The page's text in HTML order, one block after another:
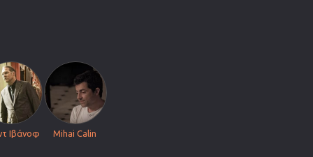
Ιβάνοφ Mihai Calin